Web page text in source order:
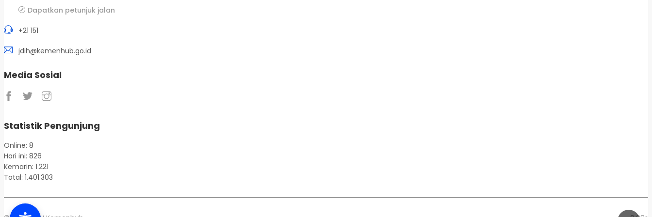
Dapatkan petunjuk jalan
+21 151
jdih@kemenhub.go.id
Media Sosial
Statistik Pengunjung
Online: 8
Hari ini: 826
Kemarin: 1.221
Total: 1.401.303